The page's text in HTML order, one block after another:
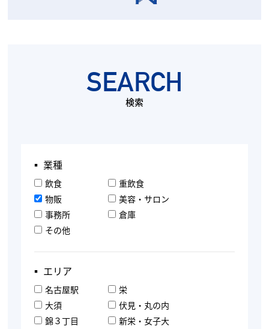
SEARCH
検索
▪︎ 業種
飲食
重飲食
物販
美容・サロン
事務所
倉庫
その他
▪︎ エリア
名古屋駅
栄
大須
伏見・丸の内
錦３丁目
新栄・女子大